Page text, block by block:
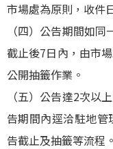
市場處為原則，收件
（四）公告期間如
截止後7日內，由市
公開抽籤作業。
（五）公告達2次以
告期間內逕洽駐地
告截止及抽籤等流程。